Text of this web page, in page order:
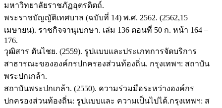
มหาวิทยาลัยราชภัฏอุตรดิตถ์.
พระราชบัญญัติเทศบาล (ฉบับที่ 14) พ.ศ. 2562. (2562,15
เมษายน). ราชกิจจานุเบกษา. เล่ม 136 ตอนที่ 50 ก. หน้า 164 –
176.
วุฒิสาร ตันไชย. (2559). รูปแบบและประเภทการจัดบริการ
สาธารณะขององค์กรปกครองส่วนท้องถิ่น. กรุงเทพฯ: สถาบัน
พระปกเกล้า.
สถาบันพระปกเกล้า. (2550). ความร่วมมือระหว่างองค์กร
ปกครองส่วนท้องถิ่น: รูปแบบและ ความเป็นไปได้.กรุงเทพฯ: ส